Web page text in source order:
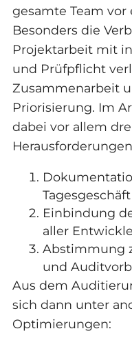
gesamte Team
Besonders die
Projektarbeit mit
und Prüfpflicht
Zusammenarbeit
Priorisierung. Im
dabei vor allem
Tagesgeschäft
Einbindung
aller
Abstimmung
und
Aus dem
sich dann unter
Optimierungen: